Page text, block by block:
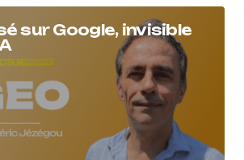
sur Google, invisible